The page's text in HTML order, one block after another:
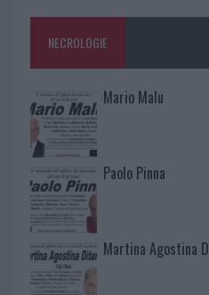
NECROLOGIE
Mario Malu
Paolo Pinna
Martina Agostina